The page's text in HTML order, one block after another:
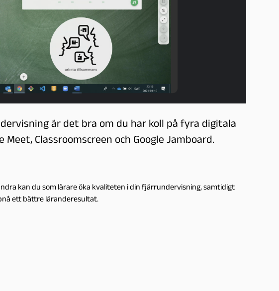
är det bra om du har koll på fyra digitala
Meet, Classroomscreen och Google Jamboard.
kan du som lärare öka kvaliteten i din fjärrundervisning, samtidigt
ett bättre läranderesultat.